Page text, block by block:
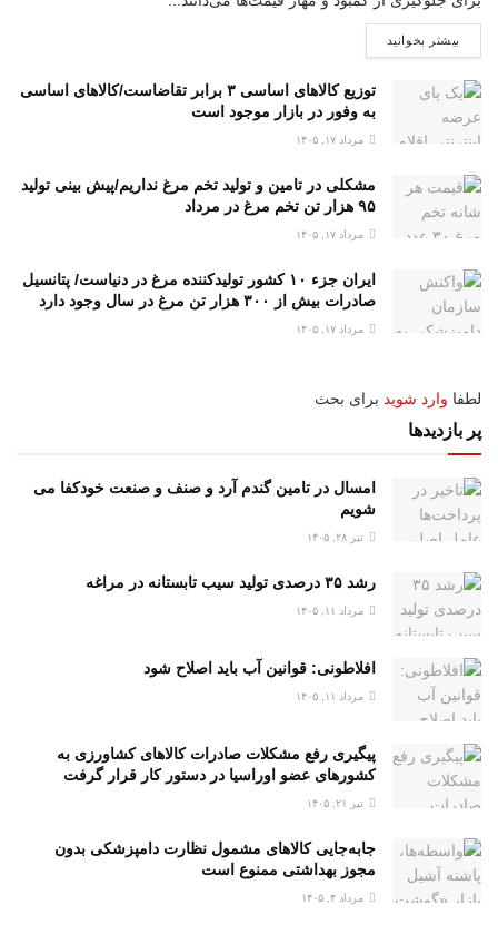
بیشتر بخوانید
توزیع کالاهای اساسی ۳ برابر تقاضاست/کالاهای اساسی
به وفور در بازار موجود است
مرداد ۱۷, ۱۴۰۵
مشکلی در تامین و تولید تخم مرغ نداریم/پیش بینی تولید
۹۵ هزار تن تخم مرغ در مرداد
مرداد ۱۷, ۱۴۰۵
ایران جزء ۱۰ کشور تولیدکننده مرغ در دنیاست/ پتانسیل
صادرات بیش از ۳۰۰ هزار تن مرغ در سال وجود دارد
مرداد ۱۷, ۱۴۰۵
لطفا وارد شوید برای بحث
پر بازدیدها
امسال در تامین گندم آرد و صنف و صنعت خودکفا می
شویم
تیر ۲۸, ۱۴۰۵
رشد ۳۵ درصدی تولید سیب تابستانه در مراغه
مرداد ۱۱, ۱۴۰۵
افلاطونی: قوانین آب باید اصلاح شود
مرداد ۱۱, ۱۴۰۵
پیگیری رفع مشکلات صادرات کالا‌های کشاورزی به
کشور‌های عضو اوراسیا در دستور کار قرار گرفت
تیر ۲۱, ۱۴۰۵
جابه‌جایی کالاهای مشمول نظارت دامپزشکی بدون
مجوز بهداشتی ممنوع است
مرداد ۴, ۱۴۰۵